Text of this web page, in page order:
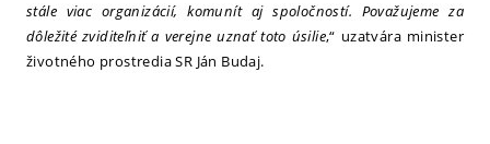
stále viac organizácií, komunít aj spoločností. Považujeme za
dôležité zviditeľniť a verejne uznať toto úsilie,“ uzatvára minister
životného prostredia SR Ján Budaj.